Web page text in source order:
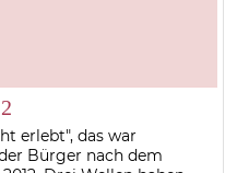
erlebt", das war
Bürger nach dem